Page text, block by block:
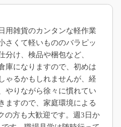
用雑貨のカンタンな軽作業
さくて軽いもののバラピッ
分け、検品や梱包など、
庫になりますので、初めは
ゃるかもしれませんが、経
やりながら徐々に慣れてい
ますので、家庭環境による
の方も大歓迎です。週3日か